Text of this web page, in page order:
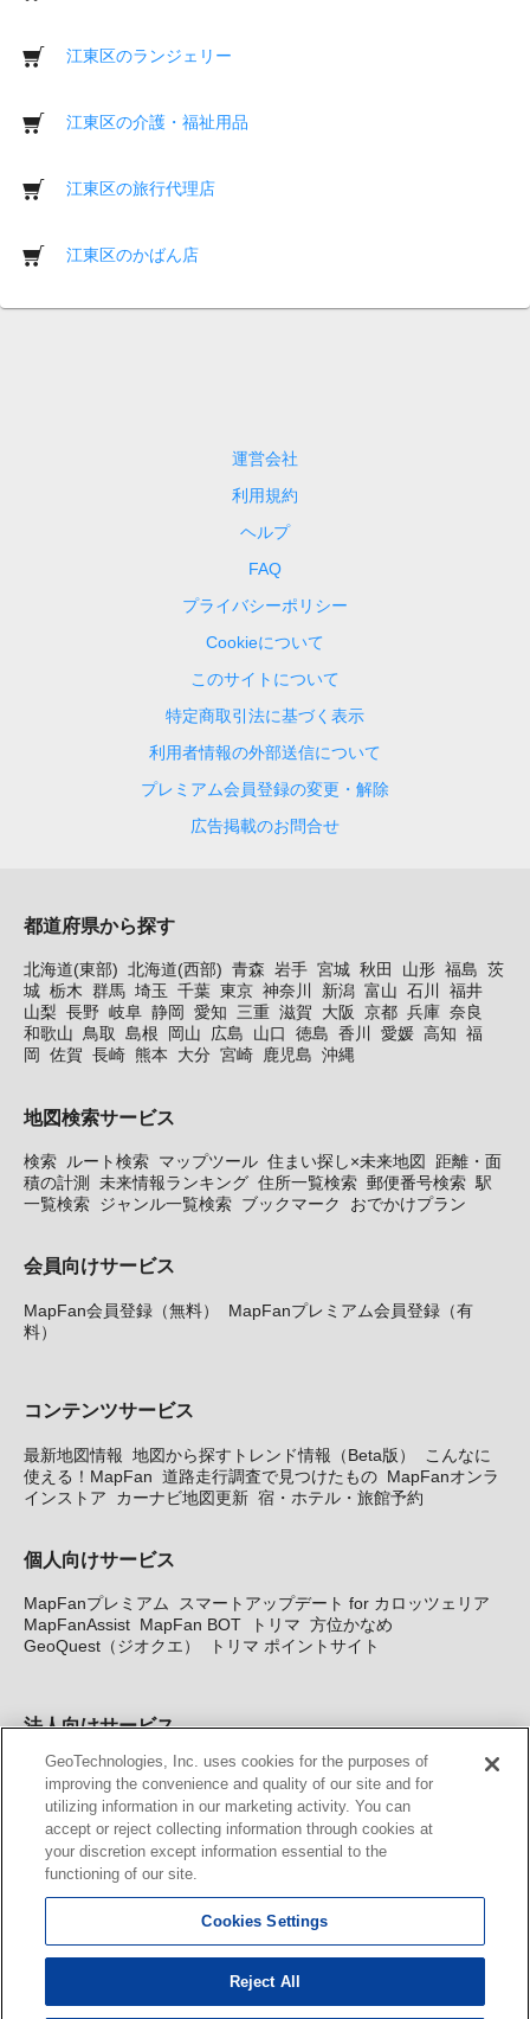
江東区のランジェリー
江東区の介護・福祉用品
江東区の旅行代理店
江東区のかばん店
運営会社
利用規約
ヘルプ
FAQ
プライバシーポリシー
Cookieについて
このサイトについて
特定商取引法に基づく表示
利用者情報の外部送信について
プレミアム会員登録の変更・解除
広告掲載のお問合せ
都道府県から探す
北海道(東部) 北海道(西部) 青森 岩手 宮城 秋田 山形 福島 茨
城 栃木 群馬 埼玉 千葉 東京 神奈川 新潟 富山 石川
福井
山梨 長野 岐阜 静岡 愛知 三重 滋賀 大阪 京都 兵庫 奈良
和歌山 鳥取 島根 岡山 広島 山口 徳島 香川 愛媛 高知 福
岡
佐賀 長崎 熊本 大分 宮崎 鹿児島 沖縄
地図検索サービス
検索 ルート検索 マップツール 住まい探し×未来地図
距離・面
積の計測
未来情報ランキング 住所一覧検索 郵便番号検索 駅
一覧検索 ジャンル一覧検索 ブックマーク おでかけプラン
会員向けサービス
MapFan会員登録（無料）
MapFanプレミアム会員登録（有
料）
コンテンツサービス
最新地図情報 地図から探すトレンド情報（Beta版）
こんなに
使える！MapFan 道路走行調査で見つけたもの MapFanオンラ
インストア
カーナビ地図更新 宿・ホテル・旅館予約
個人向けサービス
MapFanプレミアム
スマートアップデート for カロッツェリア
MapFanAssist MapFan BOT トリマ 方位かなめ
GeoQuest（ジオクエ）
トリマ ポイントサイト
法人向けサービス
法人向け地図・位置情報サービス WEBサイト・システム向け地
図API Windows PC向け地図開発キット MapFan DB 住所確認
サービス
MAP WORLD+ トリマ広告 Geo-Research
カーナビ地図更新サービス
MapFan スマートメンバーズ
KENWOOD MapFan Club
GeoTechnologies, Inc. uses cookies for the purposes of
improving the convenience and quality of our site and for
utilizing information in our marketing activity. You can
accept or reject collecting information through cookies at
your discretion except information essential to the
functioning of our site.
Cookies Settings
Reject All